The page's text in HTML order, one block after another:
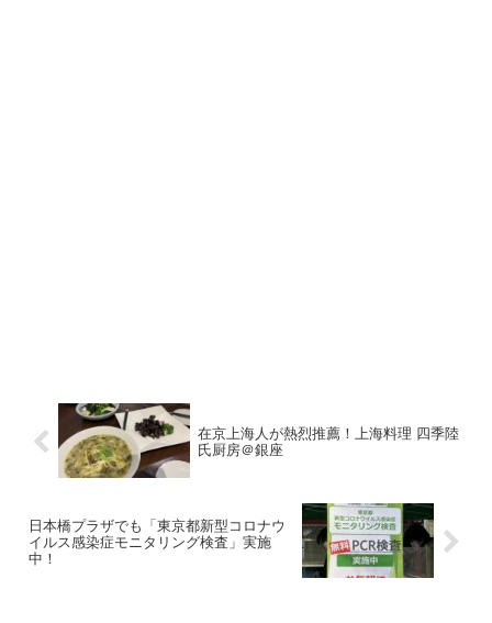
在京上海人が熱烈推薦！上海料理 四季陸
氏厨房＠銀座
日本橋プラザでも「東京都新型コロナウ
イルス感染症モニタリング検査」実施
中！